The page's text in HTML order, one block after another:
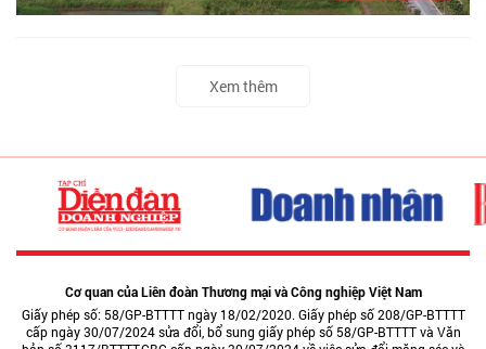
Xem thêm
Cơ quan của Liên đoàn Thương mại và Công nghiệp Việt Nam
Giấy phép số: 58/GP-BTTTT ngày 18/02/2020. Giấy phép số 208/GP-BTTTT
cấp ngày 30/07/2024 sửa đổi, bổ sung giấy phép số 58/GP-BTTTT và Văn